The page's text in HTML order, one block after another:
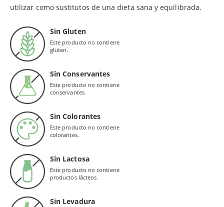
utilizar como sustitutos de una dieta sana y equilibrada.
Sin Gluten
Este producto no contiene
gluten.
Sin Conservantes
Este producto no contiene
conservantes.
Sin Colorantes
Este producto no contiene
colorantes.
Sin Lactosa
Este producto no contiene
productos lácteos.
Sin Levadura